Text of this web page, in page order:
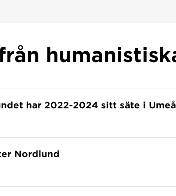
har 2022-2024 sitt säte i Umeå
Nordlund